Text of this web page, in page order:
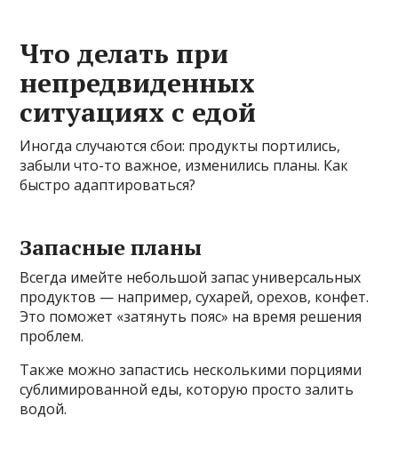
Что делать при
непредвиденных
ситуациях с едой
Иногда случаются сбои: продукты портились,
забыли что-то важное, изменились планы. Как
быстро адаптироваться?
Запасные планы
Всегда имейте небольшой запас универсальных
продуктов — например, сухарей, орехов, конфет.
Это поможет «затянуть пояс» на время решения
проблем.
Также можно запастись несколькими порциями
сублимированной еды, которую просто залить
водой.